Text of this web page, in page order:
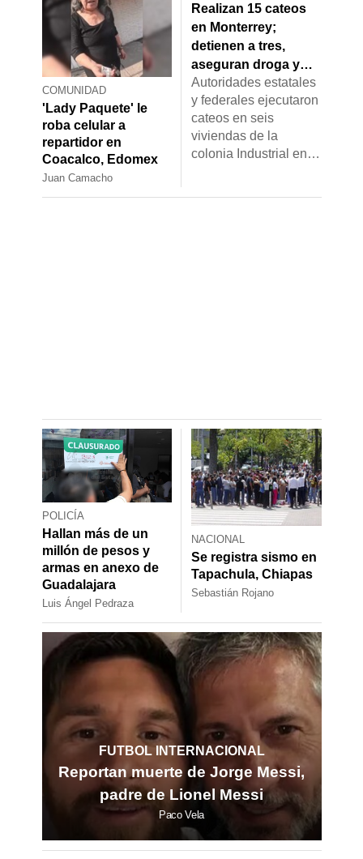
COMUNIDAD
'Lady Paquete' le
roba celular a
repartidor en
Coacalco, Edomex
Juan Camacho
Realizan 15 cateos
en Monterrey;
detienen a tres,
aseguran droga y
armas
Autoridades estatales
y federales ejecutaron
cateos en seis
viviendas de la
colonia Industrial en
POLICÍA
Hallan más de un
millón de pesos y
armas en anexo de
Guadalajara
Luis Ángel Pedraza
NACIONAL
Se registra sismo en
Tapachula, Chiapas
Sebastián Rojano
FUTBOL INTERNACIONAL
Reportan muerte de Jorge Messi,
padre de Lionel Messi
Paco Vela